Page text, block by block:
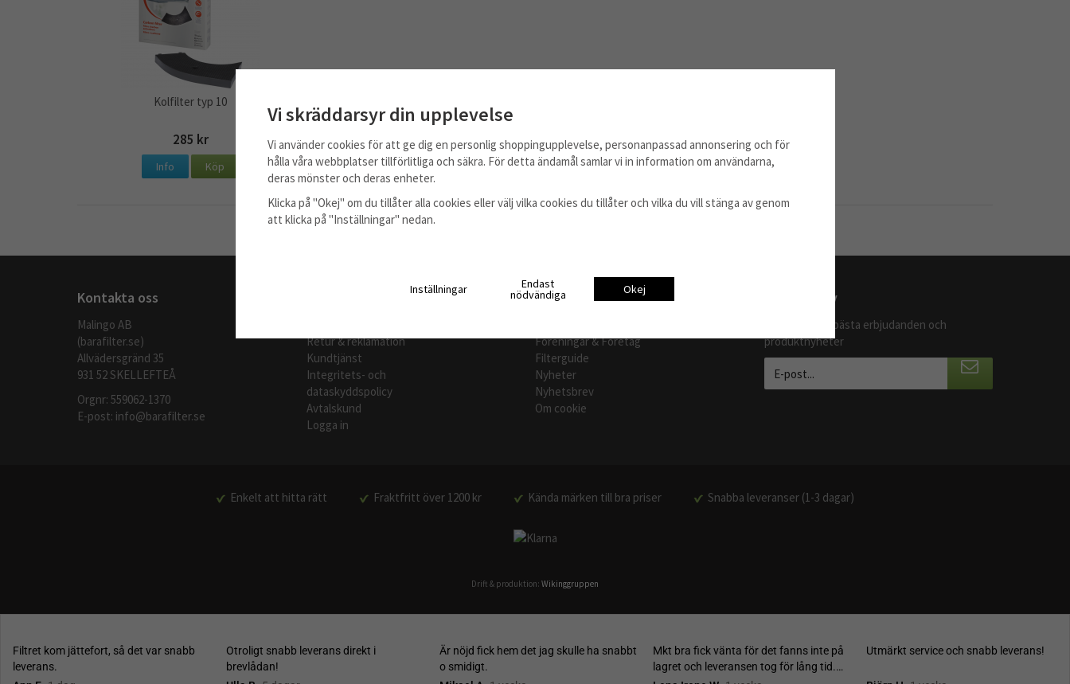
Kolfilter typ 10
285 kr
Info Köp
Kontakta oss
Malingo AB
(barafilter.se)
Allvädersgränd 35
931 52 SKELLEFTEÅ
Orgnr: 559062-1370
E-post: info@barafilter.se
Retur & reklamation
Kundtjänst
Integritets- och
dataskyddspolicy
Avtalskund
Logga in
Information
Föreningar & Företag
Filterguide
Nyheter
Nyhetsbrev
Om cookie
Nyhetsbrev
Ta del av våra bästa erbjudanden och
produktnyheter
Enkelt att hitta rätt Fraktfritt över 1200 kr Kända märken till bra priser Snabba leveranser (1-3 dagar)
Drift & produktion: Wikinggruppen
Vi skräddarsyr din upplevelse
Vi använder cookies för att ge dig en personlig shoppingupplevelse, personanpassad annonsering och för
hålla våra webbplatser tillförlitliga och säkra. För detta ändamål samlar vi in information om användarna,
deras mönster och deras enheter.
Klicka på "Okej" om du tillåter alla cookies eller välj vilka cookies du tillåter och vilka du vill stänga av genom
att klicka på "Inställningar" nedan.
Inställningar Endast
nödvändiga Okej